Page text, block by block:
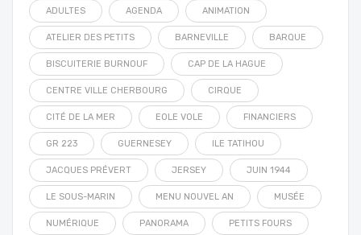
ADULTES AGENDA ANIMATION
ATELIER DES PETITS BARNEVILLE BARQUE
BISCUITERIE BURNOUF CAP DE LA HAGUE
CENTRE VILLE CHERBOURG CIRQUE
CITÉ DE LA MER EOLE VOLE FINANCIERS
GR 223 GUERNESEY ILE TATIHOU
JACQUES PRÉVERT JERSEY JUIN 1944
LE SOUS-MARIN MENU NOUVEL AN MUSÉE
NUMÉRIQUE PANORAMA PETITS FOURS